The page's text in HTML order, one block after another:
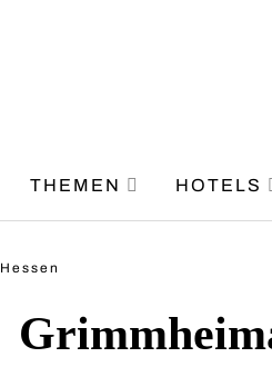
THEMEN HOTELS
Hessen